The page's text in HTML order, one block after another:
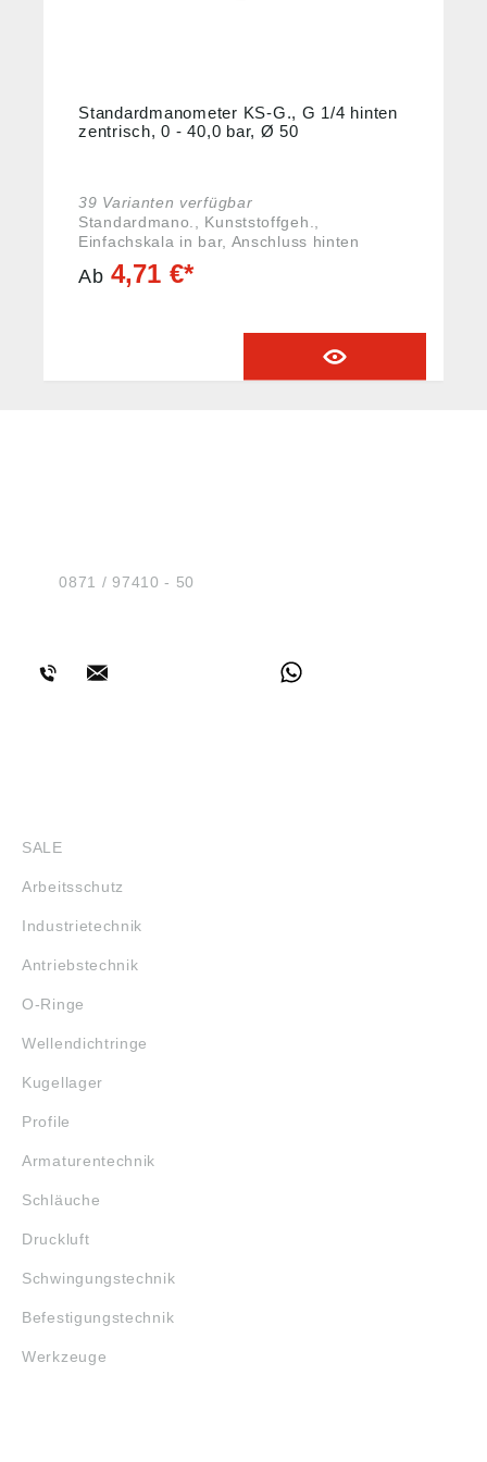
Standardmanometer KS-G., G 1/4 hinten
zentrisch, 0 - 40,0 bar, Ø 50
39 Varianten verfügbar
Standardmano., Kunststoffgeh.,
Einfachskala in bar, Anschluss hinten
zentrisch, G 1/4, Güteklasse 2,5, Messber.
0 - 40,0 bar, Ø 50. Rohrfedermanometer in
und nicht kristallisierende Messstoffe, die
Kupferlegierungen nicht angreifen.
Angaben gemäß
Ab 4,71 €*
Tel.:0871 / 97410 - 50
SALE
Arbeitsschutz
Industrietechnik
Antriebstechnik
O-Ringe
Wellendichtringe
Kugellager
Profile
Armaturentechnik
Schläuche
Druckluft
Schwingungstechnik
Befestigungstechnik
Werkzeuge